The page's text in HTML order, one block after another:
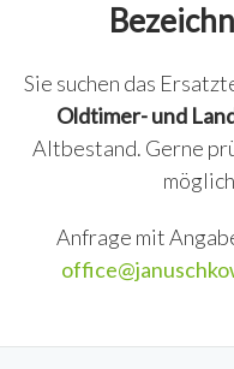
Sie suchen das
Oldtimer- und
Altbestand. Gerne
Anfrage mit